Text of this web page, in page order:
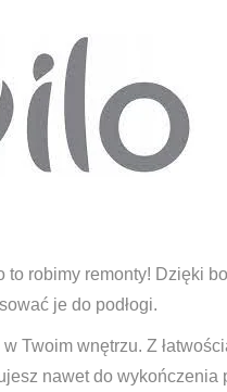
robimy remonty! Dzięki
je do podłogi.
Twoim wnętrzu. Z
nawet do wykończenia